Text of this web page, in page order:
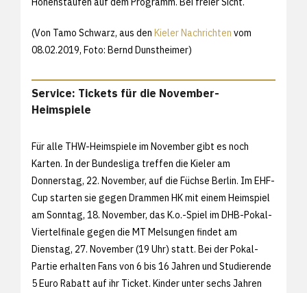
(Von Tamo Schwarz, aus den Kieler Nachrichten vom
08.02.2019, Foto: Bernd Dunstheimer)
Service: Tickets für die November-
Heimspiele
Für alle THW-Heimspiele im November gibt es noch
Karten. In der Bundesliga treffen die Kieler am
Donnerstag, 22. November, auf die Füchse Berlin. Im EHF-
Cup starten sie gegen Drammen HK mit einem Heimspiel
am Sonntag, 18. November, das K.o.-Spiel im DHB-Pokal-
Viertelfinale gegen die MT Melsungen findet am
Dienstag, 27. November (19 Uhr) statt. Bei der Pokal-
Partie erhalten Fans von 6 bis 16 Jahren und Studierende
5 Euro Rabatt auf ihr Ticket. Kinder unter sechs Jahren